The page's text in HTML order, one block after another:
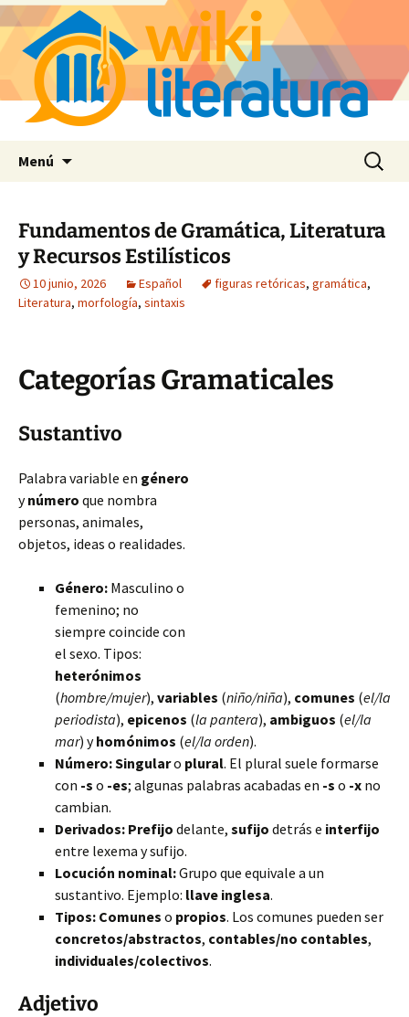
Menú Buscar:
Fundamentos de Gramática, Literatura
y Recursos Estilísticos
10 junio, 2026 Español figuras retóricas, gramática,
Literatura, morfología, sintaxis
Categorías Gramaticales
Sustantivo
Palabra variable en género
ynúmero que nombra
personas, animales,
objetos, ideas o realidades.
Género: Masculino o
femenino; no
siempre coincide con
el sexo. Tipos:
heterónimos
(hombre/mujer), variables (niño/niña), comunes (el/la
periodista), epicenos (la pantera), ambiguos (el/la
mar) yhomónimos (el/la orden).
Número:Singularo plural. El plural suele formarse
con -s o -es; algunas palabras acabadas en -s o -x no
cambian.
Derivados: Prefijo delante, sufijo detrás e interfijo
entre lexema y sufijo.
Locución nominal:Grupo que equivale a un
sustantivo. Ejemplo: llave inglesa.
Tipos: Comunes o propios. Los comunes pueden ser
concretos/abstractos, contables/no contables,
individuales/colectivos.
Adjetivo